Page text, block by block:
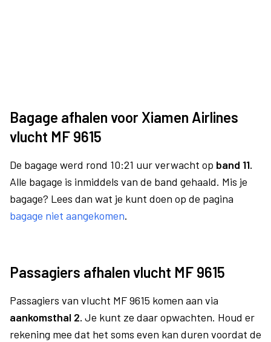
Bagage afhalen voor Xiamen Airlines
vlucht MF 9615
De bagage werd rond 10:21 uur verwacht op band 11.
Alle bagage is inmiddels van de band gehaald. Mis je
bagage? Lees dan wat je kunt doen op de pagina
bagage niet aangekomen.
Passagiers afhalen vlucht MF 9615
Passagiers van vlucht MF 9615 komen aan via
aankomsthal 2. Je kunt ze daar opwachten. Houd er
rekening mee dat het soms even kan duren voordat de